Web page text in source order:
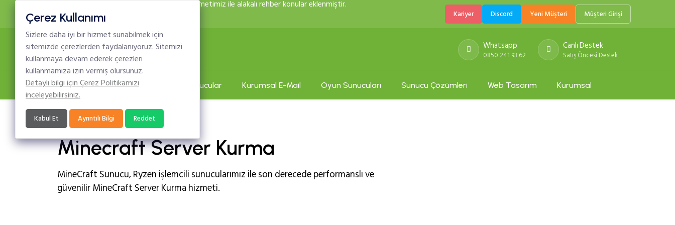
Bilgi Bankası Güncellenmiştir. Birçok hizmetimiz ile alakalı rehber konular eklenmiştir.
info@ilinerteknoloji.com
Kariyer Discord Yeni Müşteri Müşteri Girişi
Whatsapp
0850 241 93 62
Canlı Destek
Satış Öncesi Destek
Anasayfa Web Hosting Sunucular Kurumsal E-Mail Oyun Sunucuları Sunucu Çözümleri Web Tasarım Kurumsal
Minecraft Server Kurma
MineCraft Sunucu, Ryzen işlemcili sunucularımız ile son derecede performanslı ve
güvenilir MineCraft Server Kurma hizmeti.
Çerez Kullanımı
Sizlere daha iyi bir hizmet sunabilmek için
sitemizde çerezlerden faydalanıyoruz. Sitemizi
kullanmaya devam ederek çerezleri
kullanmamıza izin vermiş olursunuz.
Detaylı bilgi için Çerez Politikamızı
inceleyebilirsiniz.
Kabul Et Ayrıntılı Bilgi Reddet